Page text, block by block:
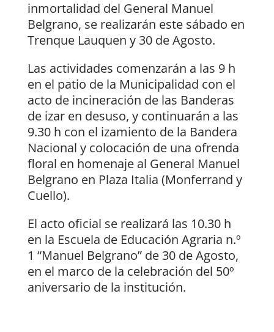
inmortalidad del General Manuel
Belgrano, se realizarán este sábado en
Trenque Lauquen y 30 de Agosto.
Las actividades comenzarán a las 9 h
en el patio de la Municipalidad con el
acto de incineración de las Banderas
de izar en desuso, y continuarán a las
9.30 h con el izamiento de la Bandera
Nacional y colocación de una ofrenda
floral en homenaje al General Manuel
Belgrano en Plaza Italia (Monferrand y
Cuello).
El acto oficial se realizará las 10.30 h
en la Escuela de Educación Agraria n.º
1 “Manuel Belgrano” de 30 de Agosto,
en el marco de la celebración del 50º
aniversario de la institución.